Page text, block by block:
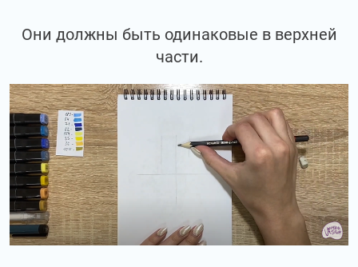
Они должны быть одинаковые в верхней
части.